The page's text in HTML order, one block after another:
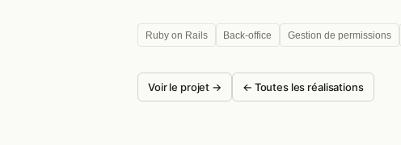
Ruby on Rails Back-office Gestion de permissions
Voir le projet → ← Toutes les réalisations